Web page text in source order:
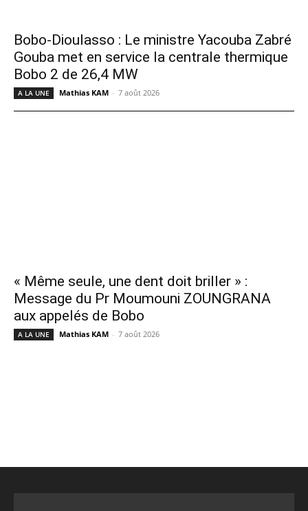
Bobo-Dioulasso : Le ministre Yacouba Zabré
Gouba met en service la centrale thermique
Bobo 2 de 26,4 MW
A LA UNE Mathias KAM - 7 août 2026
« Même seule, une dent doit briller » :
Message du Pr Moumouni ZOUNGRANA
aux appelés de Bobo
A LA UNE Mathias KAM - 7 août 2026